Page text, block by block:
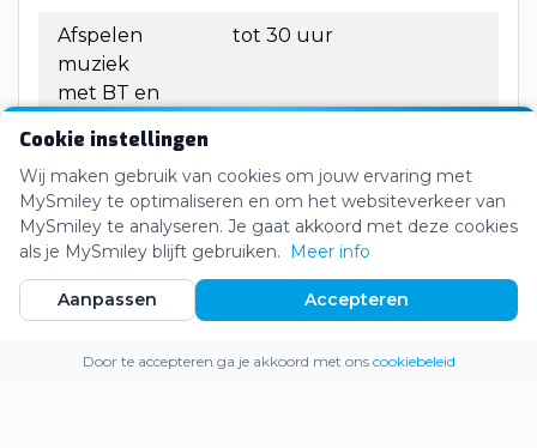
Cookie instellingen
Wij maken gebruik van cookies om jouw ervaring met
MySmiley te optimaliseren en om het websiteverkeer van
MySmiley te analyseren. Je gaat akkoord met deze cookies
als je MySmiley blijft gebruiken. Meer info
Aanpassen Accepteren
Door te accepteren ga je akkoord met ons cookiebeleid
Afspelen
muziek
met BT en
tot 30 uur
Bluetooth-
versie
5.3
Webshop Inloggen Registreren